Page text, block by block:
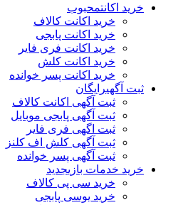
خرید اکانتمحبوب
خرید اکانت کالاف
خرید اکانت پابجی
خرید اکانت فری فایر
خرید اکانت کلش
خرید اکانت پسر خوانده
ثبت آگهیرایگان
ثبت آگهی اکانت کالاف
ثبت آگهی پابجی موبایل
ثبت اگهی فری فایر
ثبت آگهی کلش اف کلنز
ثبت آگهی پسر خوانده
خرید خدمات بازیجدید
خرید سی پی کالاف
خرید یوسی پابجی